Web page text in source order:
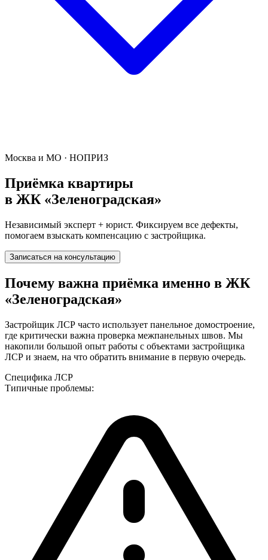
Москва и МО · НОПРИЗ
Приёмка квартиры
в ЖК «Зеленоградская»
Независимый эксперт + юрист. Фиксируем все дефекты,
помогаем взыскать компенсацию с застройщика.
Записаться на консультацию
Почему важна приёмка именно в ЖК
«Зеленоградская»
Застройщик ЛСР часто использует панельное домостроение,
где критически важна проверка межпанельных швов. Мы
накопили большой опыт работы с объектами застройщика
ЛСР и знаем, на что обратить внимание в первую очередь.
Специфика ЛСР
Типичные проблемы: